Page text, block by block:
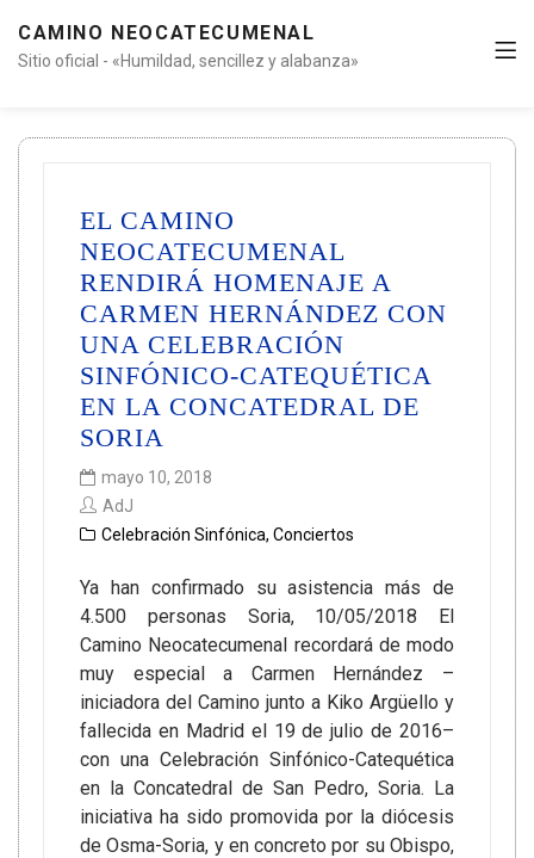
CAMINO NEOCATECUMENAL
Sitio oficial - «Humildad, sencillez y alabanza»
EL CAMINO
NEOCATECUMENAL
RENDIRÁ HOMENAJE A
CARMEN HERNÁNDEZ CON
UNA CELEBRACIÓN
SINFÓNICO-CATEQUÉTICA
EN LA CONCATEDRAL DE
SORIA
mayo 10, 2018
AdJ
Celebración Sinfónica, Conciertos
Ya han confirmado su asistencia más de
4.500 personas Soria, 10/05/2018 El
Camino Neocatecumenal recordará de modo
muy especial a Carmen Hernández –
iniciadora del Camino junto a Kiko Argüello y
fallecida en Madrid el 19 de julio de 2016–
con una Celebración Sinfónico-Catequética
en la Concatedral de San Pedro, Soria. La
iniciativa ha sido promovida por la diócesis
de Osma-Soria, y en concreto por su Obispo,